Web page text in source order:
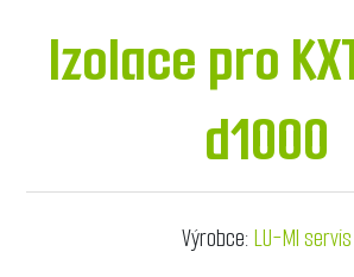
Izolace pro
d1000
Výrobce:LU-MI servis